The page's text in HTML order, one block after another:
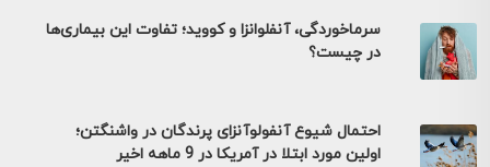
سرماخوردگی، آنفلوانزا و کووید؛ تفاوت این بیماری‌ها
در چیست؟
احتمال شیوع آنفولوآنزای پرندگان در واشنگتن؛
اولین مورد ابتلا در آمریکا در 9 ماهه اخیر